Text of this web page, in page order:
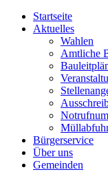
Startseite
Aktuelles
Wahlen
Amtliche
Bürgerservice
Über uns
Gemeinden